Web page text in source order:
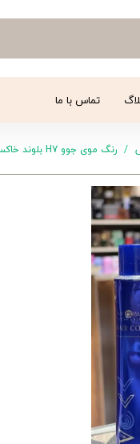
تماس با ما
رنگ موی جوو H7 بلوند خاکستری روشن